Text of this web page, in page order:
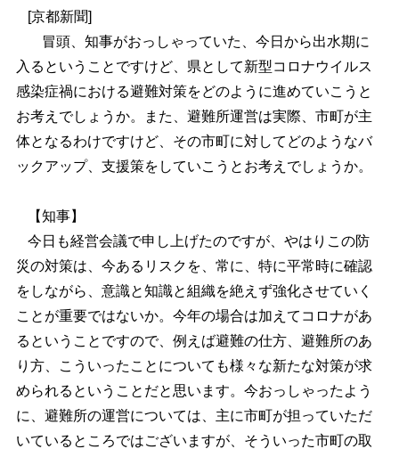
[京都新聞]
冒頭、知事がおっしゃっていた、今日から出水期に
入るということですけど、県として新型コロナウイルス
感染症禍における避難対策をどのように進めていこうと
お考えでしょうか。また、避難所運営は実際、市町が主
体となるわけですけど、その市町に対してどのようなバ
ックアップ、支援策をしていこうとお考えでしょうか。
【知事】
今日も経営会議で申し上げたのですが、やはりこの防
災の対策は、今あるリスクを、常に、特に平常時に確認
をしながら、意識と知識と組織を絶えず強化させていく
ことが重要ではないか。今年の場合は加えてコロナがあ
るということですので、例えば避難の仕方、避難所のあ
り方、こういったことについても様々な新たな対策が求
められるということだと思います。今おっしゃったよう
に、避難所の運営については、主に市町が担っていただ
いているところではございますが、そういった市町の取